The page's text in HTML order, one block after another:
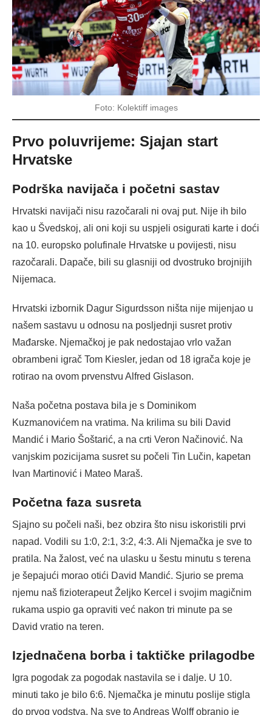
Foto: Kolektiff images
Prvo poluvrijeme: Sjajan start
Hrvatske
Podrška navijača i početni sastav
Hrvatski navijači nisu razočarali ni ovaj put. Nije ih bilo
kao u Švedskoj, ali oni koji su uspjeli osigurati karte i doći
na 10. europsko polufinale Hrvatske u povijesti, nisu
razočarali. Dapače, bili su glasniji od dvostruko brojnijih
Nijemaca.
Hrvatski izbornik Dagur Sigurdsson ništa nije mijenjao u
našem sastavu u odnosu na posljednji susret protiv
Mađarske. Njemačkoj je pak nedostajao vrlo važan
obrambeni igrač Tom Kiesler, jedan od 18 igrača koje je
rotirao na ovom prvenstvu Alfred Gislason.
Naša početna postava bila je s Dominikom
Kuzmanovićem na vratima. Na krilima su bili David
Mandić i Mario Šoštarić, a na crti Veron Načinović. Na
vanjskim pozicijama susret su počeli Tin Lučin, kapetan
Ivan Martinović i Mateo Maraš.
Početna faza susreta
Sjajno su počeli naši, bez obzira što nisu iskoristili prvi
napad. Vodili su 1:0, 2:1, 3:2, 4:3. Ali Njemačka je sve to
pratila. Na žalost, već na ulasku u šestu minutu s terena
je šepajući morao otići David Mandić. Sjurio se prema
njemu naš fizioterapeut Željko Kercel i svojim magičnim
rukama uspio ga opraviti već nakon tri minute pa se
David vratio na teren.
Izjednačena borba i taktičke prilagodbe
Igra pogodak za pogodak nastavila se i dalje. U 10.
minuti tako je bilo 6:6. Njemačka je minutu poslije stigla
do prvog vodstva. Na sve to Andreas Wolff obranio je